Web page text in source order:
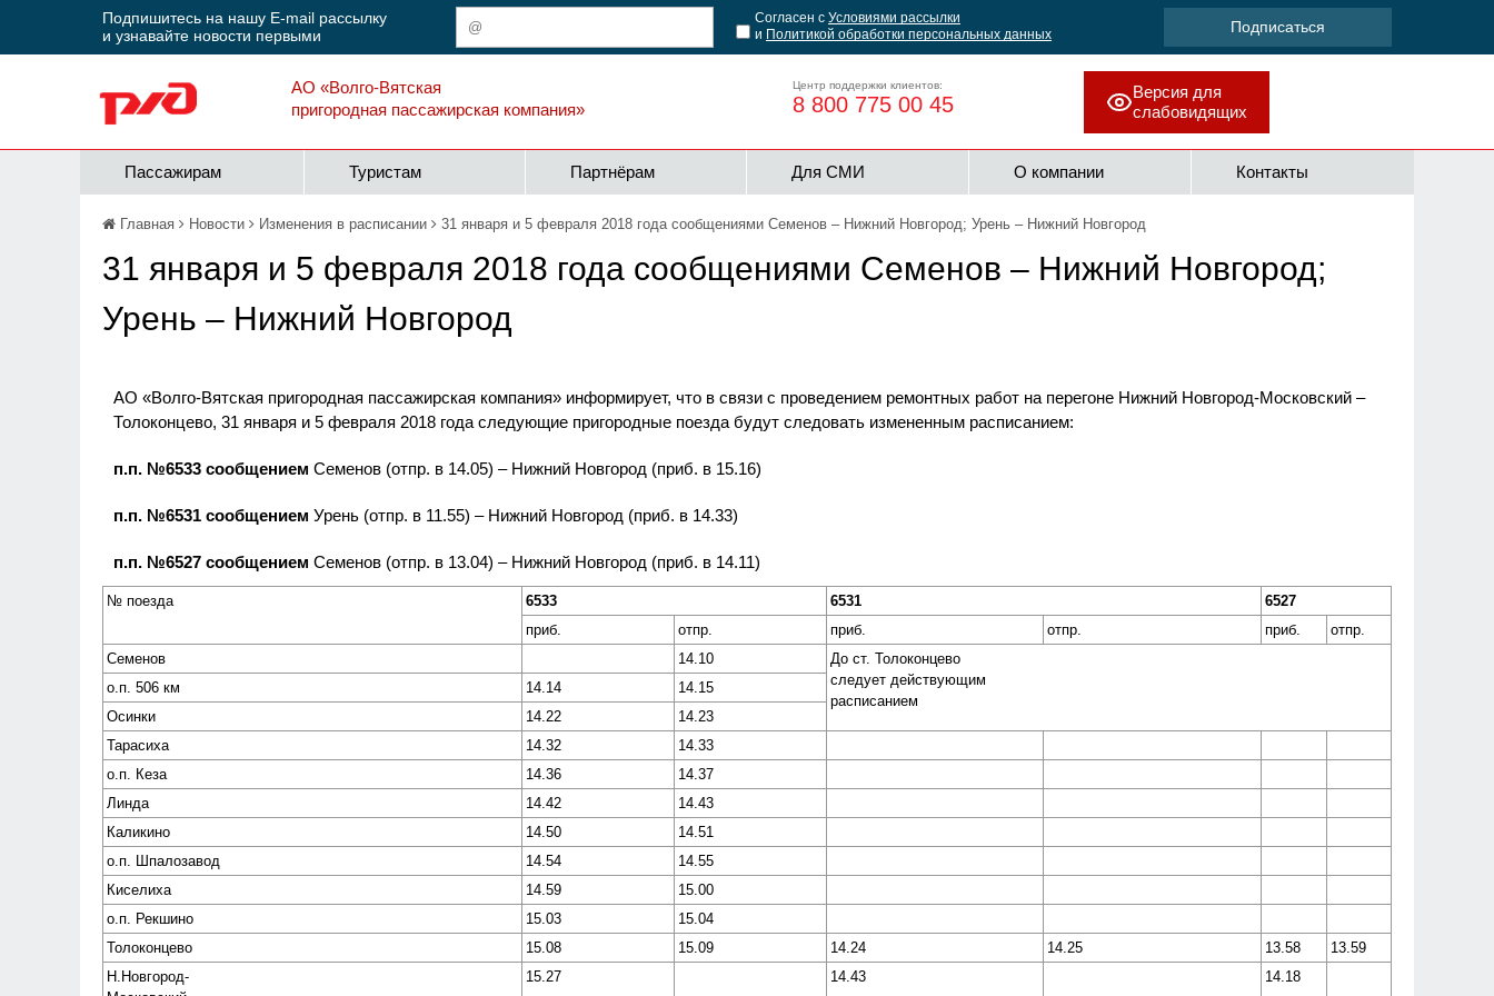
Подпишитесь на нашу E-mail рассылку
и узнавайте новости первыми
Согласен с Условиями рассылки
и Политикой обработки персональных данных
АО «Волго-Вятская
пригородная пассажирская компания»
Центр поддержки клиентов:
8 800 775 00 45
Версия для
слабовидящих
Пассажирам Туристам Партнёрам Для СМИ О компании Контакты
Главная Новости Изменения в расписании 31 января и 5 февраля 2018 года сообщениями Семенов – Нижний Новгород; Урень – Нижний Новгород
31 января и 5 февраля 2018 года сообщениями Семенов – Нижний Новгород;
Урень – Нижний Новгород
АО «Волго-Вятская пригородная пассажирская компания» информирует, что в связи с проведением ремонтных работ на перегоне Нижний Новгород-Московский –
Толоконцево, 31 января и 5 февраля 2018 года следующие пригородные поезда будут следовать измененным расписанием:
п.п. №6533 сообщением Семенов (отпр. в 14.05) – Нижний Новгород (приб. в 15.16)
п.п. №6531 сообщением Урень (отпр. в 11.55) – Нижний Новгород (приб. в 14.33)
п.п. №6527 сообщением Семенов (отпр. в 13.04) – Нижний Новгород (приб. в 14.11)
№ поезда 6533 6531
6527
приб.
отпр. приб. отпр. приб.
отпр.
Семенов
14.10
До ст. Толоконцево
следует действующим
расписанием
о.п. 506 км 14.14
14.15
Осинки
14.22
14.23
Тарасиха
14.32
14.33
о.п. Кеза
14.36
14.37
Линда
14.42
14.43
Каликино
14.50
14.51
о.п. Шпалозавод
14.54
14.55
Киселиха
14.59
15.00
о.п. Рекшино
15.03
15.04
Толоконцево
15.08 15.09 14.24 14.25 13.58
13.59
Н.Новгород-
15.27 14.43 14.18